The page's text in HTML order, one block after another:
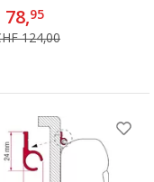
78,95
124,00